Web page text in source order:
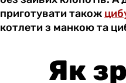
приготувати також
котлети з манкою та
Як